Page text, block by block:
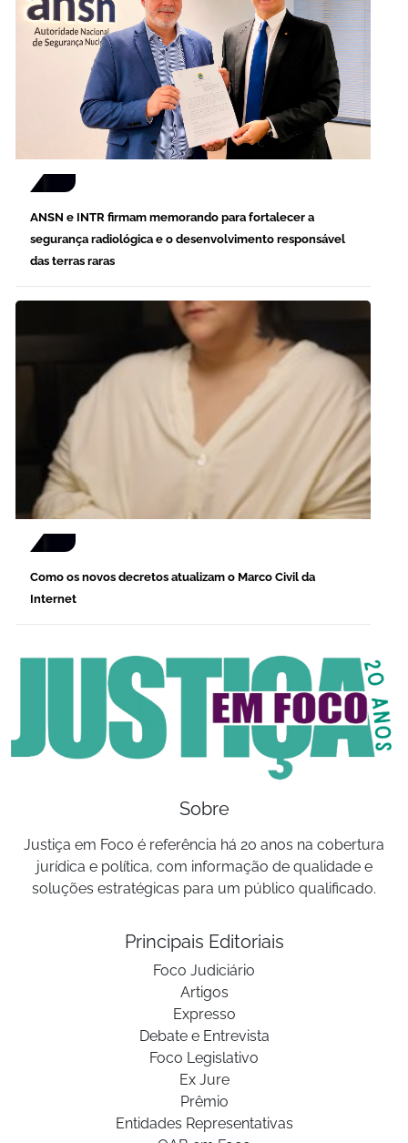
ANSN e INTR firmam memorando para fortalecer a
segurança radiológica e o desenvolvimento responsável
das terras raras
Como os novos decretos atualizam o Marco Civil da
Internet
Sobre
Justiça em Foco é referência há 20 anos na cobertura
jurídica e política, com informação de qualidade e
soluções estratégicas para um público qualificado.
Principais Editoriais
Foco Judiciário
Artigos
Expresso
Debate e Entrevista
Foco Legislativo
Ex Jure
Prêmio
Entidades Representativas